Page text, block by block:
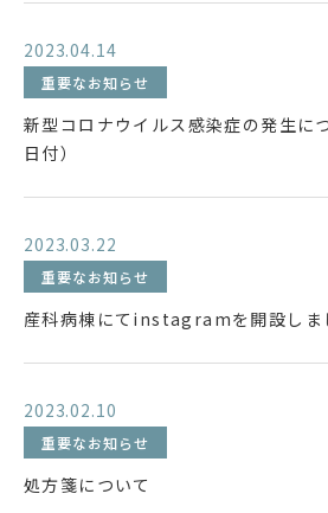
2023.04.14
重要なお知らせ
新型コロナウイルス感染症の発生に
日付）
2023.03.22
重要なお知らせ
産科病棟にてinstagramを開設しま
2023.02.10
重要なお知らせ
処方箋について